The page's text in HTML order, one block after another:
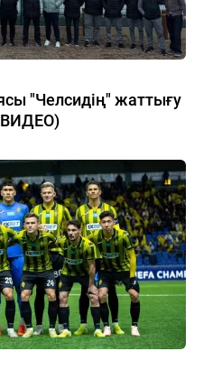
"Челсидің" жаттығу